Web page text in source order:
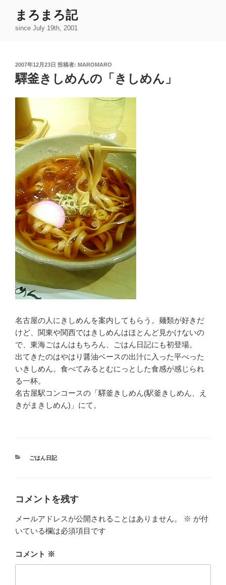
まろまろ記
since July 19th, 2001
投
稿
日:
2007年12月23日 投稿者: MAROMARO
驛釜きしめんの「きしめん」
名古屋の人にきしめんを案内してもらう。麺類が好きだ
けど、関東や関西ではきしめんはほとんど見かけないの
で、東海ごはんはもちろん、ごはん日記にも初登場。
出てきたのはやはり醤油ベースの出汁に入った平べった
いきしめん。食べてみるとむにっとした食感が感じられ
る一杯。
名古屋駅コンコースの「驛釜きしめん(駅釜きしめん、え
きがまきしめん)」にて。
カ
ごはん日記
コメントを残す
メールアドレスが公開されることはありません。 ※ が付
いている欄は必須項目です
コメント ※